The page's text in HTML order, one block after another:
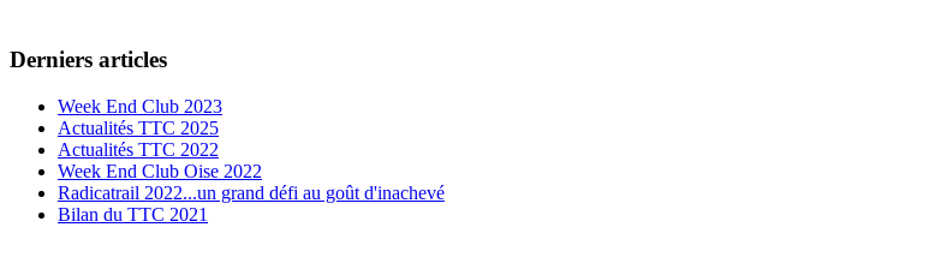
Derniers articles
Week End Club 2023
Actualités TTC 2025
Actualités TTC 2022
Week End Club Oise 2022
Radicatrail 2022...un grand défi au goût d'inachevé
Bilan du TTC 2021